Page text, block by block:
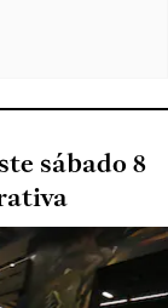
sábado 8